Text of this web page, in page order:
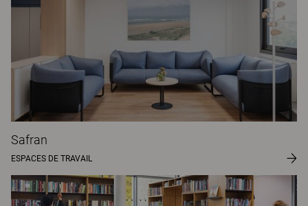
Safran
ESPACES DE TRAVAIL